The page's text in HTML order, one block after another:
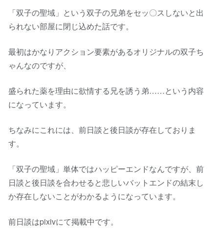
「双子の聖域」という双子の兄弟をセッ〇スしないと出
られない部屋に閉じ込めた話です。
最初はかなりアクション要素があるオリジナルの双子ち
ゃんなのですが、
盛られた薬を理由に欲情する兄を誘う弟……という内容
になっています。
ちなみにこれには、前日談と後日談が存在しておりま
す。
「双子の聖域」単体ではハッピーエンドなんですが、前
日談と後日談を合わせると悲しいバットエンドの結末し
か存在しないことがわかるようになっています。
前日談はpixivにて掲載中です。